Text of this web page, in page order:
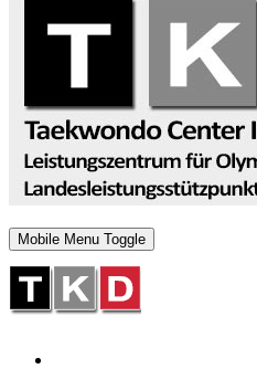
Mobile Menu Toggle